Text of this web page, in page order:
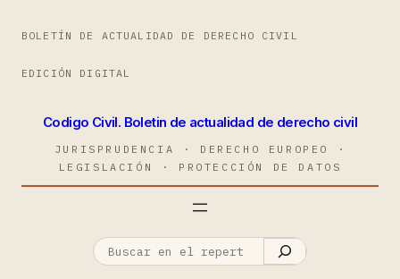
BOLETÍN DE ACTUALIDAD DE DERECHO CIVIL
EDICIÓN DIGITAL
Codigo Civil. Boletin de actualidad de derecho civil
JURISPRUDENCIA · DERECHO EUROPEO ·
LEGISLACIÓN · PROTECCIÓN DE DATOS